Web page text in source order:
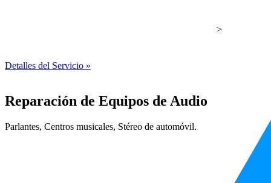
>
Detalles del Servicio »
Reparación de Equipos de Audio
Parlantes, Centros musicales, Stéreo de automóvil.